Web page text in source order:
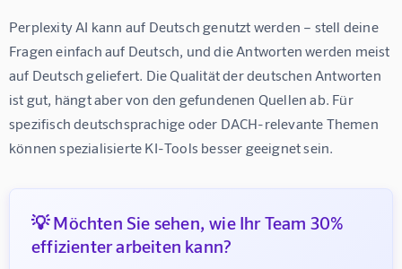
Perplexity AI kann auf Deutsch genutzt werden – stell deine
Fragen einfach auf Deutsch, und die Antworten werden meist
auf Deutsch geliefert. Die Qualität der deutschen Antworten
ist gut, hängt aber von den gefundenen Quellen ab. Für
spezifisch deutschsprachige oder DACH-relevante Themen
können spezialisierte KI-Tools besser geeignet sein.
💡 Möchten Sie sehen, wie Ihr Team 30%
effizienter arbeiten kann?